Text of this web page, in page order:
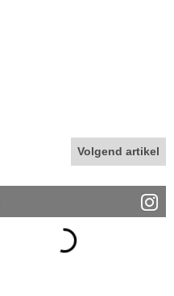
Volgend artikel